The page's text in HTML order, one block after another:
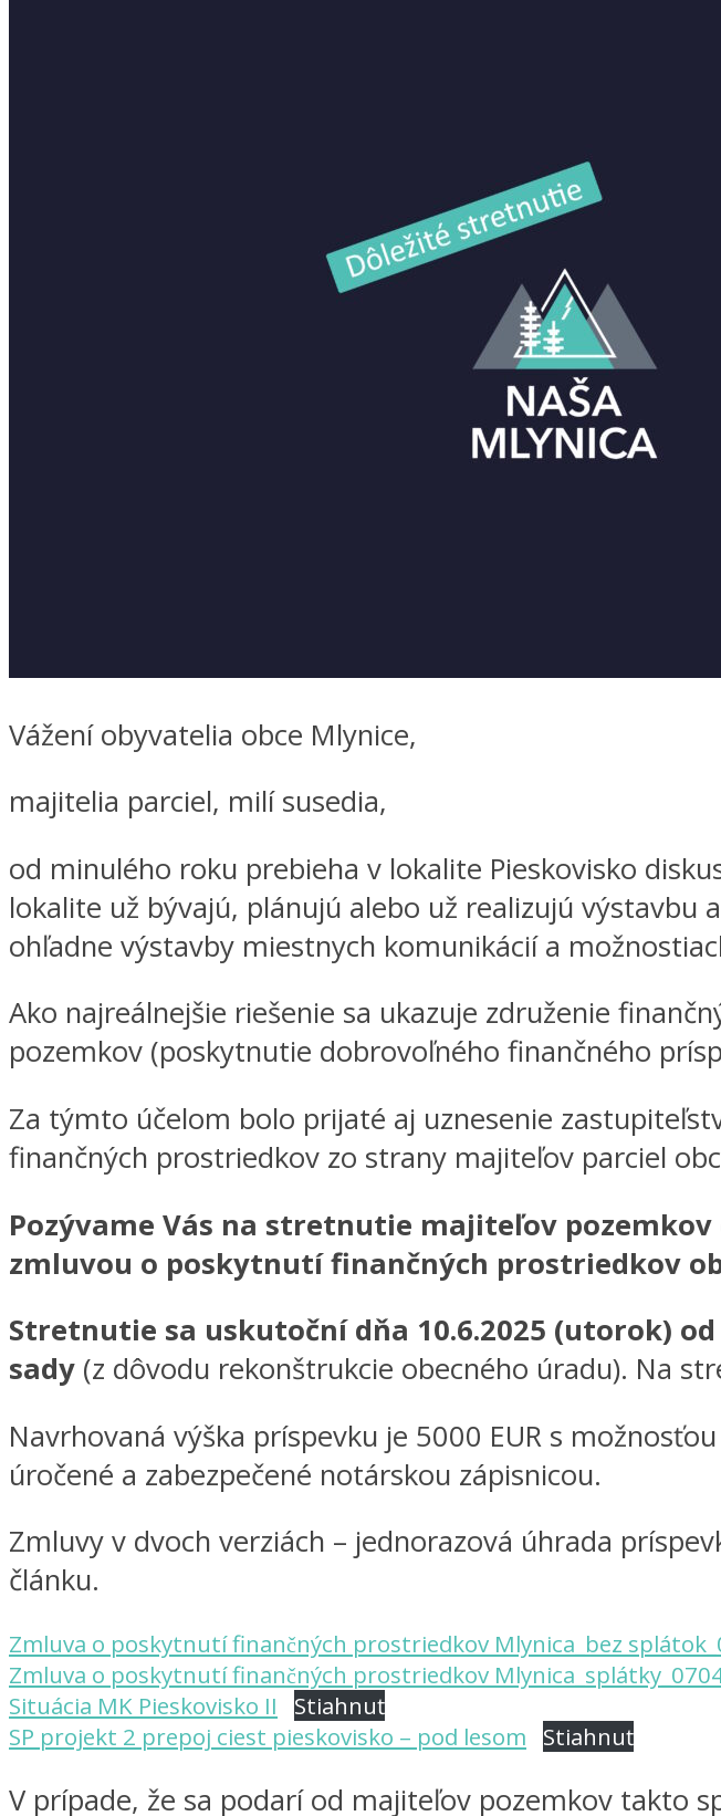
Vážení obyvatelia obce Mlynice,
majitelia parciel, milí susedia,
od minulého roku prebieha v lokalite Pieskovisko
lokalite už bývajú, plánujú alebo už realizujú
ohľadne výstavby miestnych komunikácií a
Ako najreálnejšie riešenie sa ukazuje združenie
pozemkov (poskytnutie dobrovoľného finančného
Za týmto účelom bolo prijaté aj uznesenie
finančných prostriedkov zo strany majiteľov parciel
Pozývame Vás na stretnutie majiteľov
zmluvou o poskytnutí finančných prostriedkov
Stretnutie sa uskutoční dňa 10.6.2025 (utorok)
sady (z dôvodu rekonštrukcie obecného úradu). Na
Navrhovaná výška príspevku je 5000 EUR s
úročené a zabezpečené notárskou zápisnicou.
Zmluvy v dvoch verziách – jednorazová úhrada
článku.
Zmluva o poskytnutí finančných prostriedkov Mlynica_bez
Zmluva o poskytnutí finančných prostriedkov
Situácia MK Pieskovisko II
Stiahnuť
SP projekt 2 prepoj ciest pieskovisko – pod lesom
Stiahnuť
V prípade, že sa podarí od majiteľov pozemkov takto